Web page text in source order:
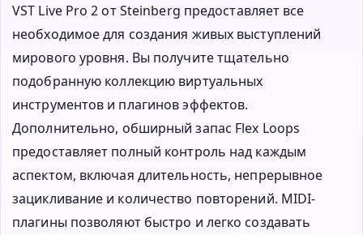
VST Live Pro 2 от Steinberg предоставляет все
необходимое для создания живых выступлений
мирового уровня. Вы получите тщательно
подобранную коллекцию виртуальных
инструментов и плагинов эффектов.
Дополнительно, обширный запас Flex Loops
предоставляет полный контроль над каждым
аспектом, включая длительность, непрерывное
зацикливание и количество повторений. MIDI-
плагины позволяют быстро и легко создавать